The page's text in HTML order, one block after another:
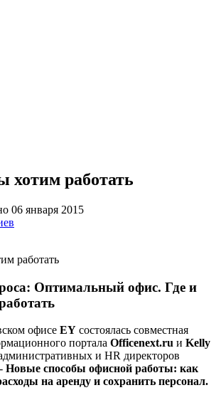
хотим работать
06 января 2015
Оптимальный офис. Где и
офисе EY состоялась совместная
портала Officenext.ru и Kelly
и HR директоров
Новые способы офисной работы: как
на аренду и сохранить персонал.